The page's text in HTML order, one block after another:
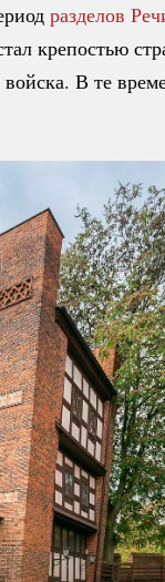
разделов
крепостью
В те